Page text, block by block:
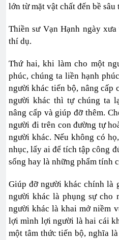
lớn từ mặt vật chất đến bề sâu
Thiền sư Vạn Hạnh ngày
thí dụ.
Thứ hai, khi làm cho một
phúc, chúng ta liền hạnh
người khác tiến bộ, nâng cấp
người khác thì tự chúng ta
nâng cấp và giúp đỡ thêm.
người đi trên con đường tự
người khác. Nếu không có
nhục, lấy ai để tích tập công
sống hay là những phẩm tính
Giúp đỡ người khác chính là
người khác là phụng sự cho
người khác là khai mở niềm
lợi mình lợi người là hai cái
một tâm thức tiến bộ, nghĩa